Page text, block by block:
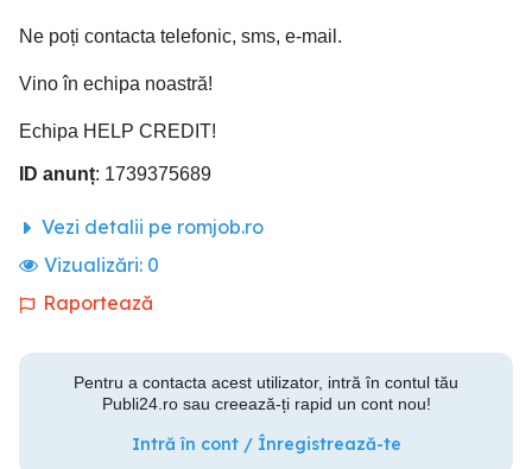
Ne poți contacta telefonic, sms, e-mail.
Vino în echipa noastră!
Echipa HELP CREDIT!
ID anunț: 1739375689
Vezi detalii pe romjob.ro
Vizualizări: 0
Raportează
Pentru a contacta acest utilizator, intră în contul tău
Publi24.ro sau creează-ți rapid un cont nou!
Intră în cont / Înregistrează-te